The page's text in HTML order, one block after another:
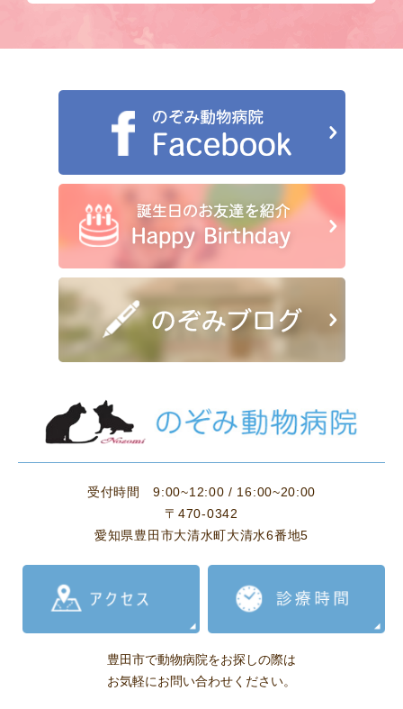
受付時間
9:00~12:00 / 16:00~20:00
〒470-0342
愛知県豊田市大清水町大清水6番地5
豊田市で動物病院をお探しの際は
お気軽にお問い合わせください。